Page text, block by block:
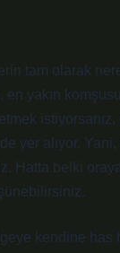
tam olarak
yakın
yer alıyor.
Hatta belki
kendine has